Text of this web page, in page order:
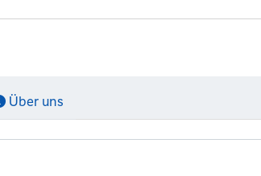
Über uns